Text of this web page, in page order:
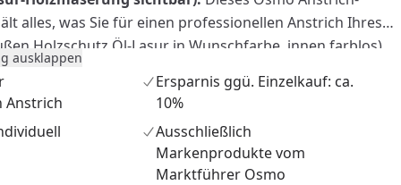
alles, was Sie für einen professionellen Anstrich Ihres
Holzschutz Öl-Lasur in Wunschfarbe, innen farblos)
Grundierung, 2-facher Lasur-Endanstrich in
Hartwachs-Öl, Klarwachs für Innenwände und
inkl. Abstreifrillen, Einwegeinsätze (3 Stück),
mm breit), Steckbügel, Flächenstreicher (60 mm breit)
Ersparnis ggü. Einzelkauf: ca. 10%.
ausklappen
Anstrich
Ersparnis ggü. Einzelkauf: ca.
10%
Ausschließlich
Markenprodukte vom
Marktführer Osmo